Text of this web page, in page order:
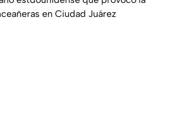
en Ciudad Juárez